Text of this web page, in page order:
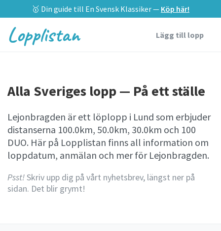
🥇 Din guide till En Svensk Klassiker — Köp här!
Lopplistan Lägg till lopp
Alla Sveriges lopp — På ett ställe
Lejonbragden är ett löplopp i Lund som erbjuder
distanserna 100.0km, 50.0km, 30.0km och 100
DUO. Här på Lopplistan finns all information om
loppdatum, anmälan och mer för Lejonbragden.
Psst!Skriv upp dig på vårt nyhetsbrev, längst ner på
sidan. Det blir grymt!